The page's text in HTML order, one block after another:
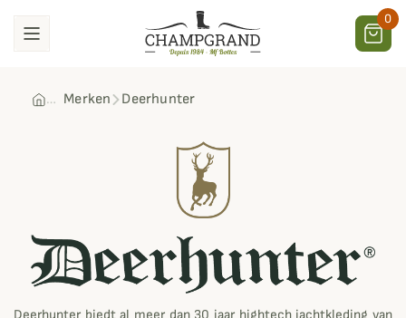
0
Merken Deerhunter
Deerhunter